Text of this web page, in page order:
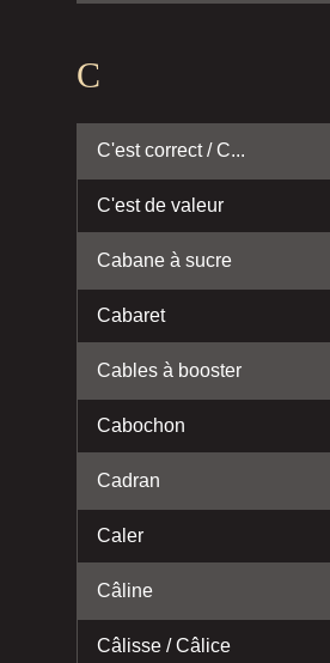
C
C'est correct / C...
C'est de valeur
Cabane à sucre
Cabaret
Cables à booster
Cabochon
Cadran
Caler
Câline
Câlisse / Câlice